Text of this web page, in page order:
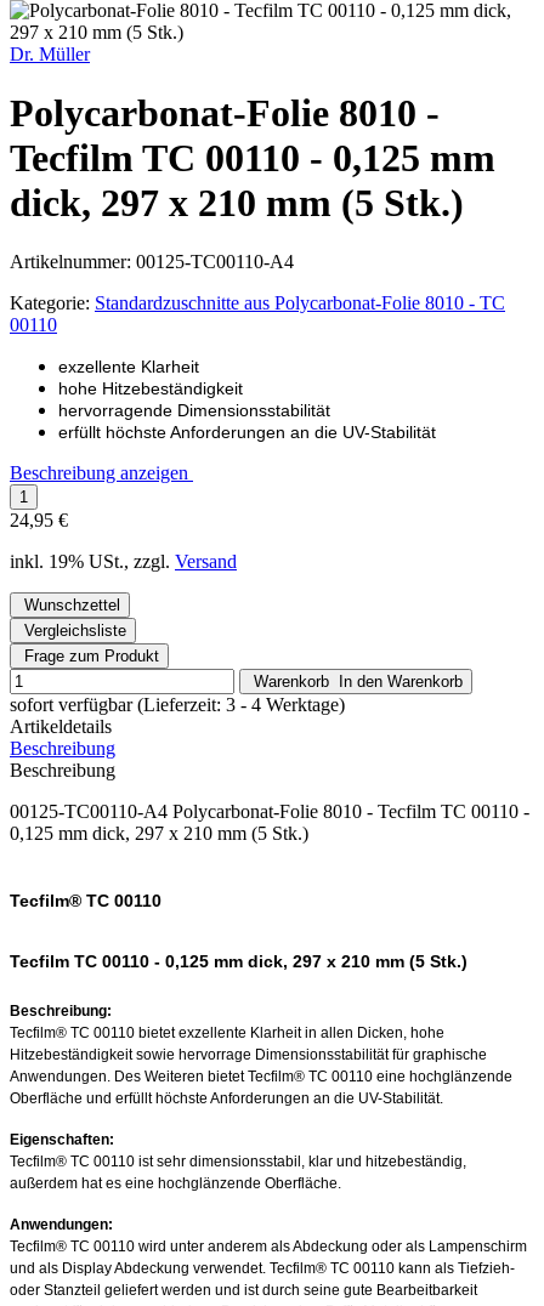
Dr. Müller
Polycarbonat-Folie 8010 -
Tecfilm TC 00110 - 0,125 mm
dick, 297 x 210 mm (5 Stk.)
Artikelnummer: 00125-TC00110-A4
Kategorie: Standardzuschnitte aus Polycarbonat-Folie 8010 - TC
00110
exzellente Klarheit
hohe Hitzebeständigkeit
hervorragende Dimensionsstabilität
erfüllt höchste Anforderungen an die UV-Stabilität
Beschreibung anzeigen
24,95 €
inkl. 19% USt., zzgl. Versand
Wunschzettel
Vergleichsliste
Frage zum Produkt
Warenkorb
In den Warenkorb
sofort verfügbar (Lieferzeit: 3 - 4 Werktage)
Artikeldetails
Beschreibung
Beschreibung
00125-TC00110-A4 Polycarbonat-Folie 8010 - Tecfilm TC 00110 -
0,125 mm dick, 297 x 210 mm (5 Stk.)
Tecfilm® TC 00110
Tecfilm TC 00110 - 0,125 mm dick, 297 x 210 mm (5 Stk.)
Beschreibung:
Tecfilm® TC 00110 bietet exzellente Klarheit in allen Dicken, hohe
Hitzebeständigkeit sowie hervorrage Dimensionsstabilität für graphische
Anwendungen. Des Weiteren bietet Tecfilm® TC 00110 eine hochglänzende
Oberfläche und erfüllt höchste Anforderungen an die UV-Stabilität.
Eigenschaften:
Tecfilm® TC 00110 ist sehr dimensionsstabil, klar und hitzebeständig,
außerdem hat es eine hochglänzende Oberfläche.
Anwendungen:
Tecfilm® TC 00110 wird unter anderem als Abdeckung oder als Lampenschirm
und als Display Abdeckung verwendet. Tecfilm® TC 00110 kann als Tiefzieh-
oder Stanzteil geliefert werden und ist durch seine gute Bearbeitbarkeit